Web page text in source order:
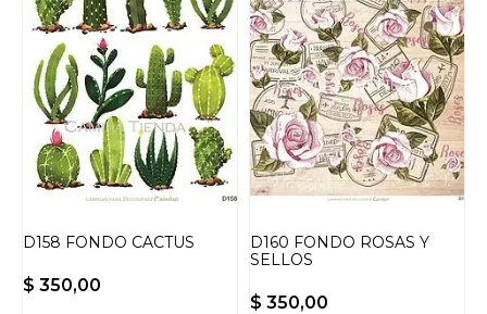
D158 FONDO CACTUS
$ 350,00
D160 FONDO ROSAS Y
SELLOS
$ 350,00